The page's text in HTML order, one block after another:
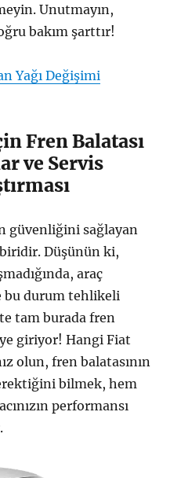
Unutmayın,
bakım şarttır!
Yağı Değişimi
Fren Balatası
ve Servis
güvenliğini sağlayan
Düşünün ki,
araç
bu durum tehlikeli
tam burada fren
giriyor! Hangi Fiat
olun, fren balatasının
bilmek, hem
performansı